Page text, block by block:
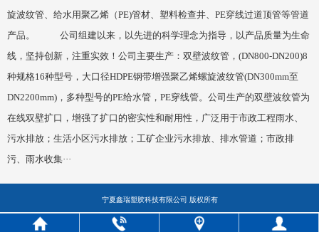
旋波纹管、给水用聚乙烯（PE)管材、塑料检查井、PE穿线过道顶管等管道
产品。 公司组建以来，以先进的科学理念为指导，以产品质量为生命
线，坚持创新，注重实效！公司主要生产：双壁波纹管，(DN800-DN200)8
种规格16种型号，大口径HDPE钢带增强聚乙烯螺旋波纹管(DN300mm至
DN2200mm)，多种型号的PE给水管，PE穿线管。公司生产的双壁波纹管为
在线双壁扩口，增强了扩口的密实性和耐用性，广泛用于市政工程雨水、
污水排放；生活小区污水排放；工矿企业污水排放、排水管道；市政排
污、雨水收集···
宁夏鑫瑞塑胶科技有限公司 版权所有